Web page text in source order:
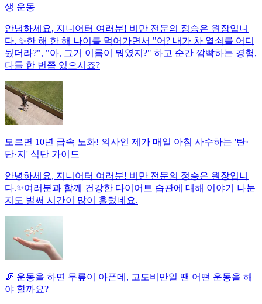
생 운동
안녕하세요, 지니어터 여러분! 비만 전문의 정승은 원장입니
다. ✨한 해 한 해 나이를 먹어가면서 "어? 내가 차 열쇠를 어디
뒀더라?", "아, 그거 이름이 뭐였지?" 하고 순간 깜빡하는 경험,
다들 한 번쯤 있으시죠?
모르면 10년 급속 노화! 의사인 제가 매일 아침 사수하는 '탄·
단·지' 식단 가이드
안녕하세요, 지니어터 여러분! 비만 전문의 정승은 원장입니
다.✨여러분과 함께 건강한 다이어트 습관에 대해 이야기 나눈
지도 벌써 시간이 많이 흘렀네요.
🦵 운동을 하면 무릎이 아픈데, 고도비만일 땐 어떤 운동을 해
야 할까요?